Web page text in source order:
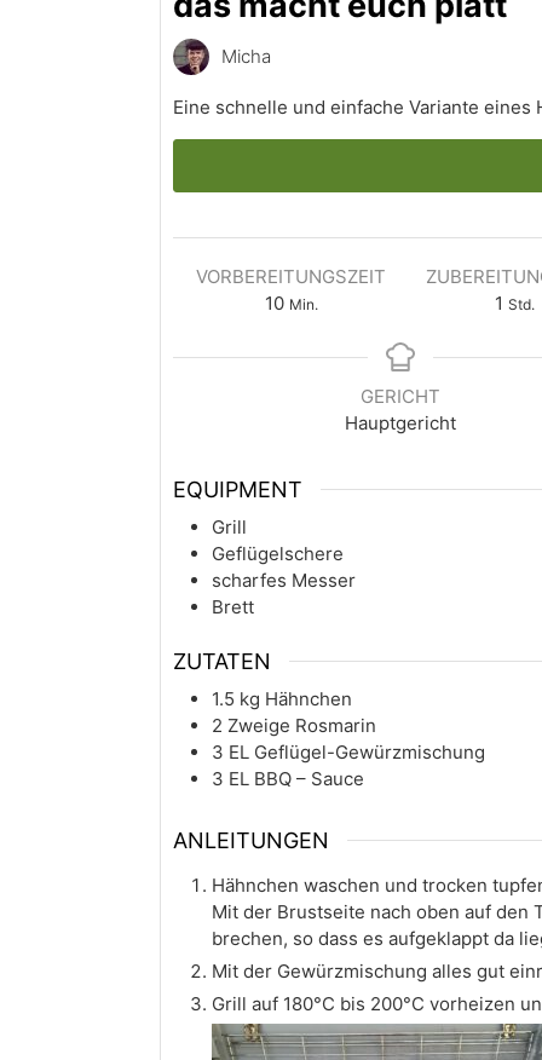
Micha
Eine schnelle und einfache Variante eines
VORBEREITUNGSZEIT
10 Min.
1 Std.
GERICHT
Hauptgericht
EQUIPMENT
Grill
Geflügelschere
scharfes Messer
Brett
ZUTATEN
1.5 kg Hähnchen
2 Zweige Rosmarin
3 EL Geflügel-Gewürzmischung
3 EL BBQ – Sauce
ANLEITUNGEN
Hähnchen waschen und trocken
Mit der Brustseite nach oben auf den
brechen, so dass es aufgeklappt da
Mit der Gewürzmischung alles gut
Grill auf 180°C bis 200°C vorheizen